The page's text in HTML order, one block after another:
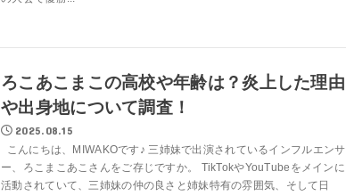
ろこあこまこの高校や年齢は？炎上した理由
や出身地について調査！
2025.08.15
こんにちは、MIWAKOです♪ 三姉妹で出演されているインフルエンサ
ー、ろこまこあこさんをご存じですか。 TikTokやYouTubeをメインに
活動されていて、三姉妹の仲の良さと姉妹特有の雰囲気、そして日